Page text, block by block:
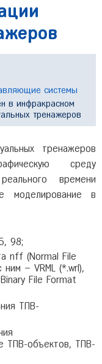
системы
в инфракрасном
тренажеров
тренажеров
среду
времени
моделирование в
98;
nff (Normal File
– VRML (*.wrl),
File Format
ТПВ-
ТПВ-объектов, ТПВ-